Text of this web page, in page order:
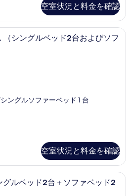
空室状況と料金を確認
セーフティボックス (室内)、遮光カ
シングルベッド2台およびソフ
ングルソファーベッド 1 台
空室状況と料金を確認
セーフティボックス (室内)、遮光カ
ルベッド2台＋ソファベッド2